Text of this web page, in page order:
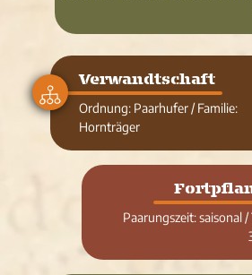
Verwandtschaft
Ordnung: Paarhufer / Familie:
Hornträger
Paarungszeit: saisonal /